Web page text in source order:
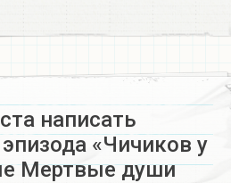
написать
«Чичиков у
Мертвые души